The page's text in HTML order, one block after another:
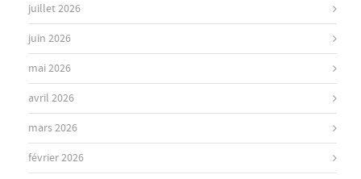
juillet 2026
juin 2026
mai 2026
avril 2026
mars 2026
février 2026